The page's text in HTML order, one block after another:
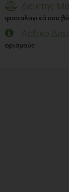
Δείκτης
φυσιολογικό σου
Λεξικό
ορισμούς